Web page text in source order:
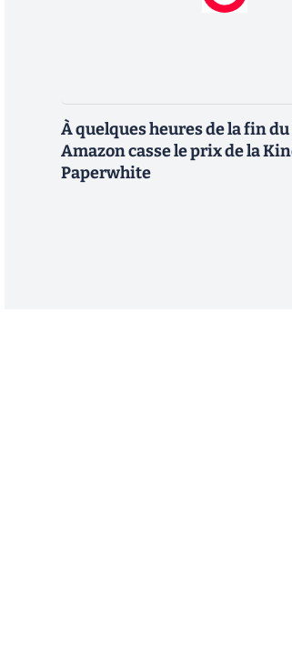
À quelques heures de la fin du
Amazon casse le prix de la
Paperwhite